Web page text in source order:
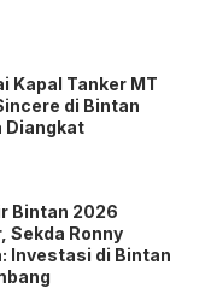
Kapal Tanker MT
di Bintan
Diangkat
Bintan 2026
Sekda Ronny
Investasi di Bintan